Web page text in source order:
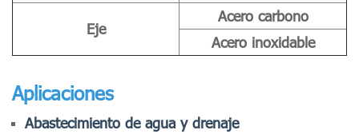
Eje
Acero carbono
Acero inoxidable
Aplicaciones
Abastecimiento de agua y drenaje